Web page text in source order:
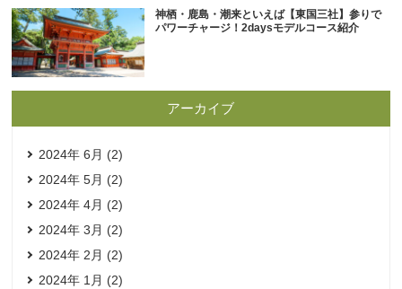
神栖・鹿島・潮来といえば【東国三社】参りで
パワーチャージ！2daysモデルコース紹介
アーカイブ
2024年 6月 (2)
2024年 5月 (2)
2024年 4月 (2)
2024年 3月 (2)
2024年 2月 (2)
2024年 1月 (2)